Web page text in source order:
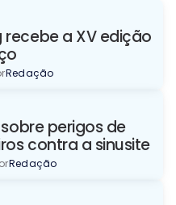
a XV edição
Redação
perigos de
contra a sinusite
Redação